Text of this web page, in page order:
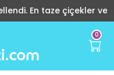
En taze çiçekler ve
0